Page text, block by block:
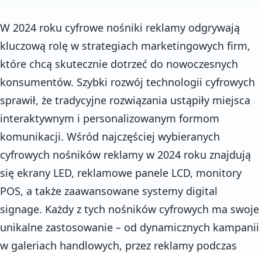
W 2024 roku cyfrowe nośniki reklamy odgrywają
kluczową rolę w strategiach marketingowych firm,
które chcą skutecznie dotrzeć do nowoczesnych
konsumentów. Szybki rozwój technologii cyfrowych
sprawił, że tradycyjne rozwiązania ustąpiły miejsca
interaktywnym i personalizowanym formom
komunikacji. Wśród najczęściej wybieranych
cyfrowych nośników reklamy w 2024 roku znajdują
się ekrany LED, reklamowe panele LCD, monitory
POS, a także zaawansowane systemy digital
signage. Każdy z tych nośników cyfrowych ma swoje
unikalne zastosowanie – od dynamicznych kampanii
w galeriach handlowych, przez reklamy podczas